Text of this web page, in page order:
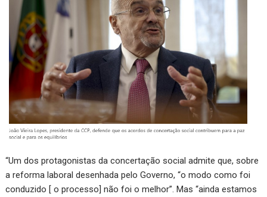
“Um dos protagonistas da concertação social admite que, sobre
a reforma laboral desenhada pelo Governo, “o modo como foi
conduzido [ o processo] não foi o melhor”. Mas “ainda estamos